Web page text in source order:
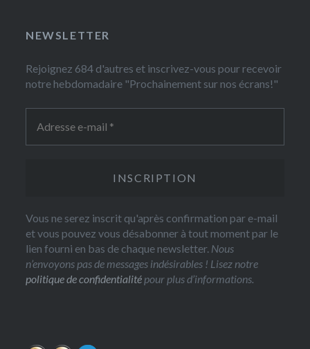
NEWSLETTER
Rejoignez 684 d'autres et inscrivez-vous pour recevoir
notre hebdomadaire "Prochainement sur nos écrans!"
Vous ne serez inscrit qu'après confirmation par e-mail
et vous pouvez vous désabonner à tout moment par le
lien fourni en bas de chaque newsletter. Nous
n’envoyons pas de messages indésirables ! Lisez notre
politique de confidentialité pour plus d’informations.